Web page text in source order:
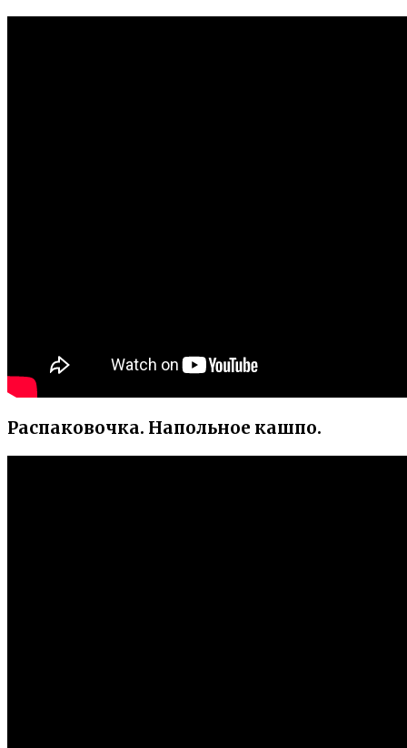
Распаковочка. Напольное кашпо.